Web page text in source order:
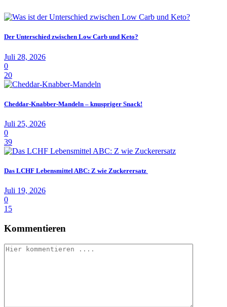
Der Unterschied zwischen Low Carb und Keto?
Juli 28, 2026
0
20
Cheddar-Knabber-Mandeln – knuspriger Snack!
Juli 25, 2026
0
39
Das LCHF Lebensmittel ABC: Z wie Zuckerersatz
Juli 19, 2026
0
15
Kommentieren